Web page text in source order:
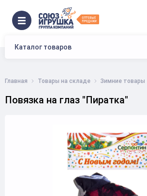
Каталог товаров
Главная Товары на складе Зимние товары
Повязка на глаз "Пиратка"